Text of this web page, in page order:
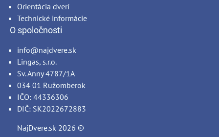
Orientácia dverí
Technické informácie
O spoločnosti
info@najdvere.sk
Lingas, s.r.o.
Sv. Anny 4787/1A
034 01 Ružomberok
IČO: 44336306
DIČ: SK2022672883
NajDvere.sk 2026 ©